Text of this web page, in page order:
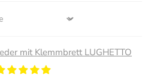
mit Klemmbrett LUGHETTO